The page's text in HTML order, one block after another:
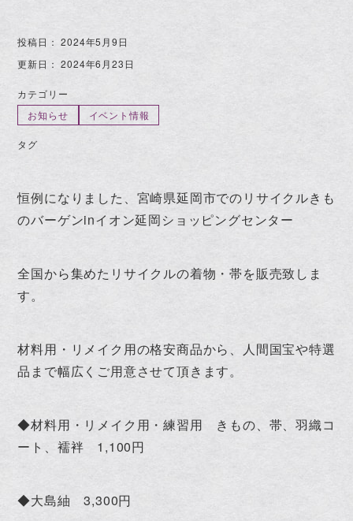
投稿日： 2024年5月9日
更新日： 2024年6月23日
カテゴリー
お知らせ
イベント情報
タグ
恒例になりました、宮崎県延岡市でのリサイクルきも
のバーゲンinイオン延岡ショッピングセンター
全国から集めたリサイクルの着物・帯を販売致しま
す。
材料用・リメイク用の格安商品から、人間国宝や特選
品まで幅広くご用意させて頂きます。
◆材料用・リメイク用・練習用 きもの、帯、羽織コ
ート、襦袢 1,100円
◆大島紬 3,300円